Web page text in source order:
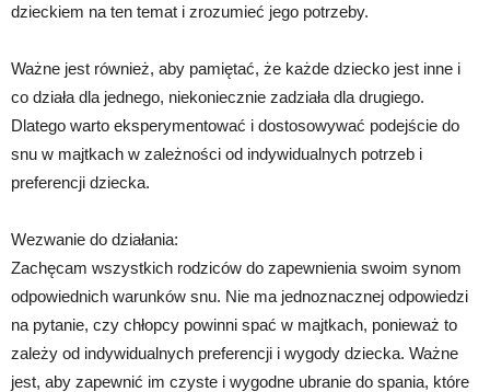
dzieckiem na ten temat i zrozumieć jego potrzeby.
Ważne jest również, aby pamiętać, że każde dziecko jest inne i
co działa dla jednego, niekoniecznie zadziała dla drugiego.
Dlatego warto eksperymentować i dostosowywać podejście do
snu w majtkach w zależności od indywidualnych potrzeb i
preferencji dziecka.
Wezwanie do działania:
Zachęcam wszystkich rodziców do zapewnienia swoim synom
odpowiednich warunków snu. Nie ma jednoznacznej odpowiedzi
na pytanie, czy chłopcy powinni spać w majtkach, ponieważ to
zależy od indywidualnych preferencji i wygody dziecka. Ważne
jest, aby zapewnić im czyste i wygodne ubranie do spania, które